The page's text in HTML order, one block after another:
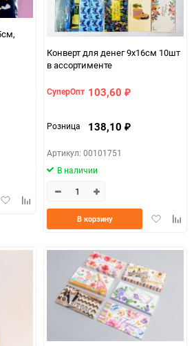
ДобавитьДобавить
сравнению
Конверт для денег 9х16см 10шт
в ассортименте
СуперОпт 103,60 ₽
Розница 138,10 ₽
Артикул: 00101751
В наличии
Добавить
В корзину